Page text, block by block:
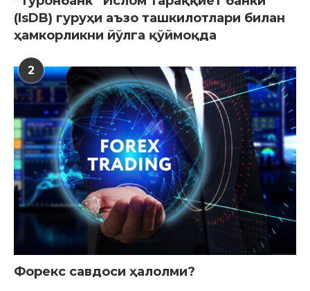
(IsDB) гуруҳи аъзо ташкилотлари билан
ҳамкорликни йўлга қўймоқда
2
Форекс савдоси ҳалолми?